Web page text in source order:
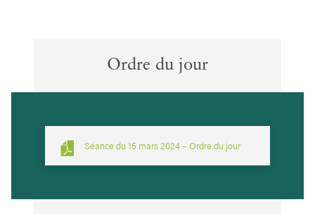
Ordre du jour
Séance du 15 mars 2024 – Ordre du jour